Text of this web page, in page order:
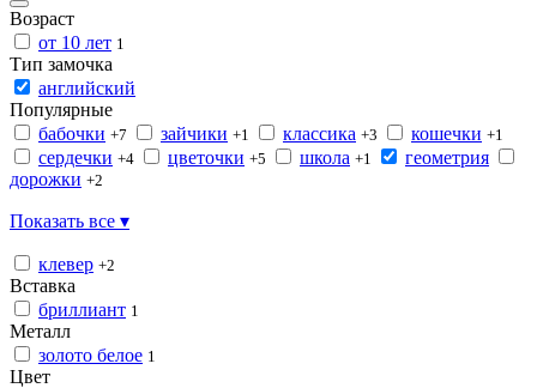
Возраст
от 10 лет 1
Тип замочка
английский
Популярные
бабочки +7 зайчики +1 классика +3 кошечки +1
сердечки +4 цветочки +5 школа +1
геометрия
дорожки +2
Показать все ▾
клевер +2
Вставка
бриллиант 1
Металл
золото белое 1
Цвет